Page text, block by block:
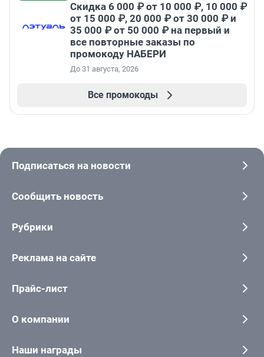
Скидка 6 000 ₽ от 10 000 ₽, 10 000 ₽
от 15 000 ₽, 20 000 ₽ от 30 000 ₽ и
35 000 ₽ от 50 000 ₽ на первый и
все повторные заказы по
промокоду НАБЕРИ
До 31 августа, 2026
Все промокоды
Подписаться на новости
Сообщить новость
Рубрики
Реклама на сайте
Прайс-лист
О компании
Наши награды